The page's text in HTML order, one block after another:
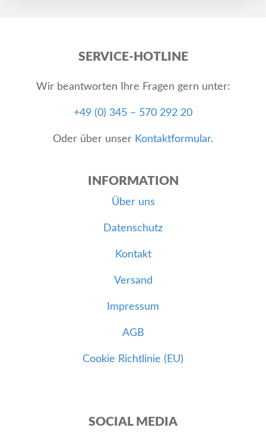
SERVICE-HOTLINE
Wir beantworten Ihre Fragen gern unter:
+49 (0) 345 – 570 292 20
Oder über unser Kontaktformular.
INFORMATION
Über uns
Datenschutz
Kontakt
Versand
Impressum
AGB
Cookie Richtlinie (EU)
SOCIAL MEDIA